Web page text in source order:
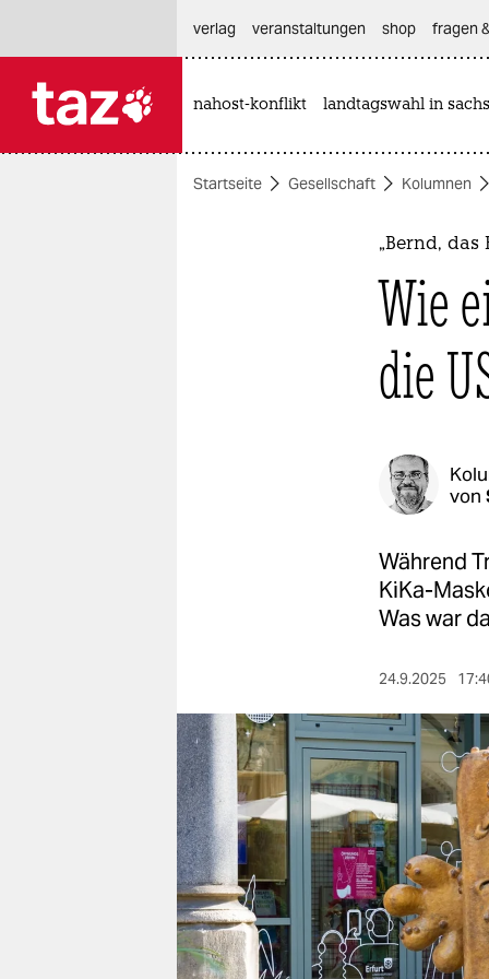
themen
veranstaltungen
shop
fragen & hilfe
unterstützen
abo
genossenschaft
verlag
veranstaltungen shop fragen
nahost-konflikt landtagswahl in
Startseite Gesellschaft Kolumnen
„Bernd, das
Wie
die
von
Während
KiKa-
Was war
24.9.2025